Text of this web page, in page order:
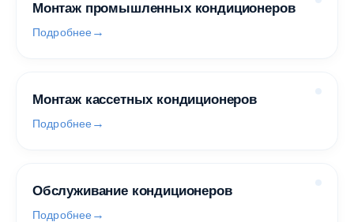
Монтаж промышленных кондиционеров
Подробнее
Монтаж кассетных кондиционеров
Подробнее
Обслуживание кондиционеров
Подробнее